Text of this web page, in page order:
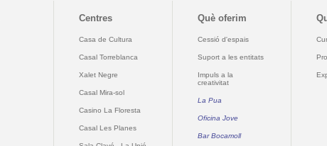
Centres
Casa de Cultura
Casal Torreblanca
Xalet Negre
Casal Mira-sol
Casino La Floresta
Casal Les Planes
Què oferim
Cessió d'espais
Suport a les entitats
Impuls a la
creativitat
La Pua
Oficina Jove
Bar Bocamoll